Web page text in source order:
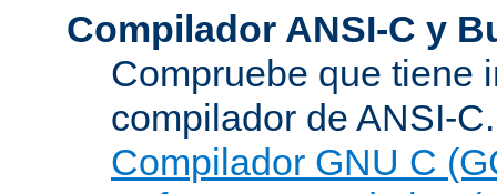
Compilador ANSI-C y
Compruebe que tiene
compilador de ANSI-
Compilador GNU C